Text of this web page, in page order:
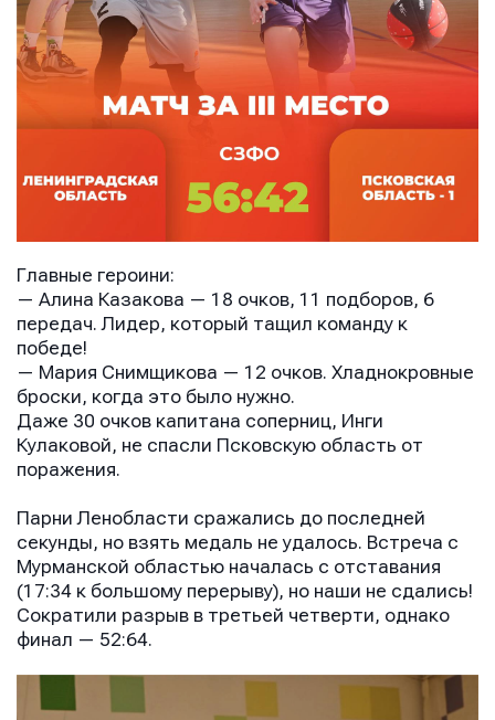
Главные героини:
— Алина Казакова — 18 очков, 11 подборов, 6
передач. Лидер, который тащил команду к
победе!
— Мария Снимщикова — 12 очков. Хладнокровные
броски, когда это было нужно.
Даже 30 очков капитана соперниц, Инги
Кулаковой, не спасли Псковскую область от
поражения.
Парни Ленобласти сражались до последней
секунды, но взять медаль не удалось. Встреча с
Мурманской областью началась с отставания
(17:34 к большому перерыву), но наши не сдались!
Сократили разрыв в третьей четверти, однако
финал — 52:64.